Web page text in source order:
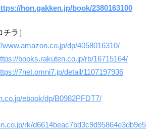
hon.gakken.jp/book/2380163100
ラ］
www.amazon.co.jp/dp/4058016310/
books.rakuten.co.jp/rb/16715164/
7net.omni7.jp/detail/1107197936
ebook/dp/B0982PFDT7/
rk/d6614beac7bd3c9d95864e3db9e5